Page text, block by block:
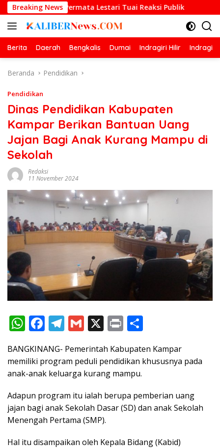
Langsung
ke
konten
Breaking News
Permata Lestari Tuai Reaksi Publik Prestasi
Berita Daerah Bengkalis Dumai Indragiri Hilir Indragiri
Beranda Pendidikan
Pendidikan
Dinas Pendidikan Kabupaten
Kampar Berikan Bantuan Uang
Jajan Bagi Anak Kurang Mampu di
Sekolah
Redaksi
11 November 2024
W
at
s
p
p
F
e
b
o
k
T
e
gr
m
G
ai
l
X Pr
t ar
e
BANGKINANG- Pemerintah Kabupaten Kampar
memiliki program peduli pendidikan khususnya pada
anak-anak keluarga kurang mampu.
Adapun program itu ialah berupa pemberian uang
jajan bagi anak Sekolah Dasar (SD) dan anak Sekolah
Menengah Pertama (SMP).
Hal itu disampaikan oleh Kepala Bidang (Kabid)